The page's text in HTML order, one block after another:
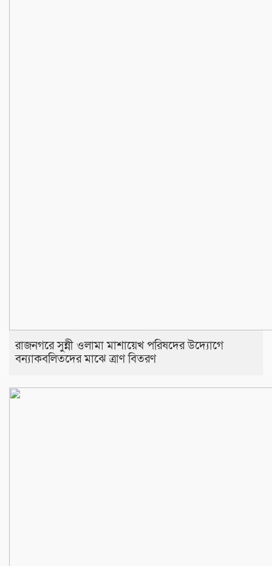
রাজনগরে সুন্নী ওলামা মাশায়েখ পরিষদের উদ্যোগে
বন্যাকবলিতদের মাঝে ত্রাণ বিতরণ